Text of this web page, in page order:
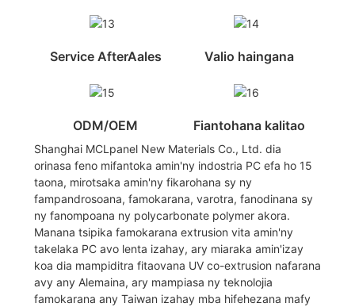
Service AfterAales Valio haingana
ODM/OEM Fiantohana kalitao
Shanghai MCLpanel New Materials Co., Ltd. dia
orinasa feno mifantoka amin'ny indostria PC efa ho 15
taona, mirotsaka amin'ny fikarohana sy ny
fampandrosoana, famokarana, varotra, fanodinana sy
ny fanompoana ny polycarbonate polymer akora.
Manana tsipika famokarana extrusion vita amin'ny
takelaka PC avo lenta izahay, ary miaraka amin'izay
koa dia mampiditra fitaovana UV co-extrusion nafarana
avy any Alemaina, ary mampiasa ny teknolojia
famokarana any Taiwan izahay mba hifehezana mafy